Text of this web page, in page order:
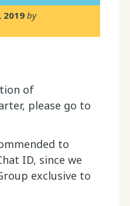
2019 by
of
please go to
to
ID, since we
exclusive to